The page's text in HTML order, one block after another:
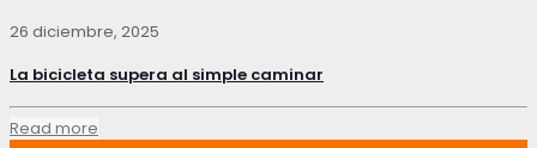
26 diciembre, 2025
La bicicleta supera al simple caminar
Read more